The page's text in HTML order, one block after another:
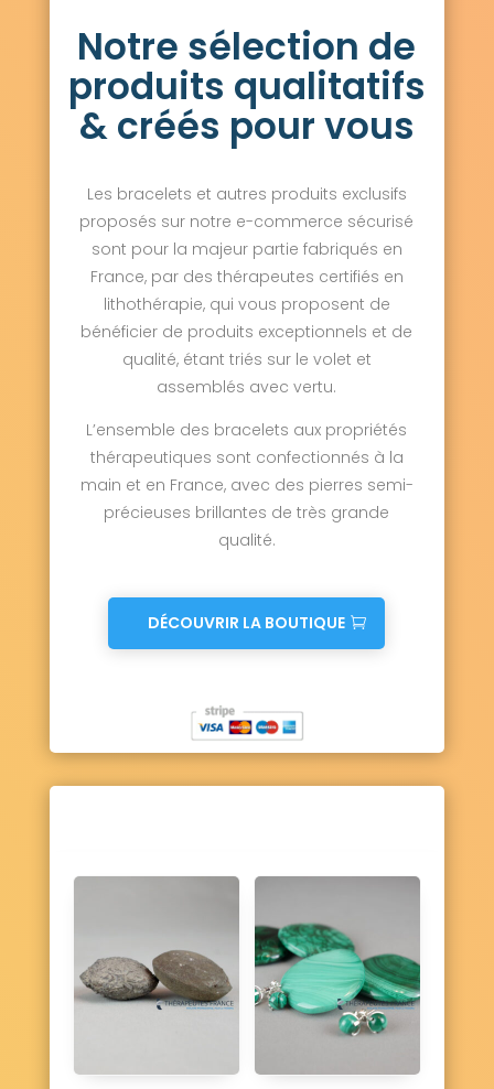
Notre sélection de
produits qualitatifs
& créés pour vous
Les bracelets et autres produits exclusifs
proposés sur notre e-commerce sécurisé
sont pour la majeur partie fabriqués en
France, par des thérapeutes certifiés en
lithothérapie, qui vous proposent de
bénéficier de produits exceptionnels et de
qualité, étant triés sur le volet et
assemblés avec vertu.
L’ensemble des bracelets aux propriétés
thérapeutiques sont confectionnés à la
main et en France, avec des pierres semi-
précieuses brillantes de très grande
qualité.
DÉCOUVRIR LA BOUTIQUE